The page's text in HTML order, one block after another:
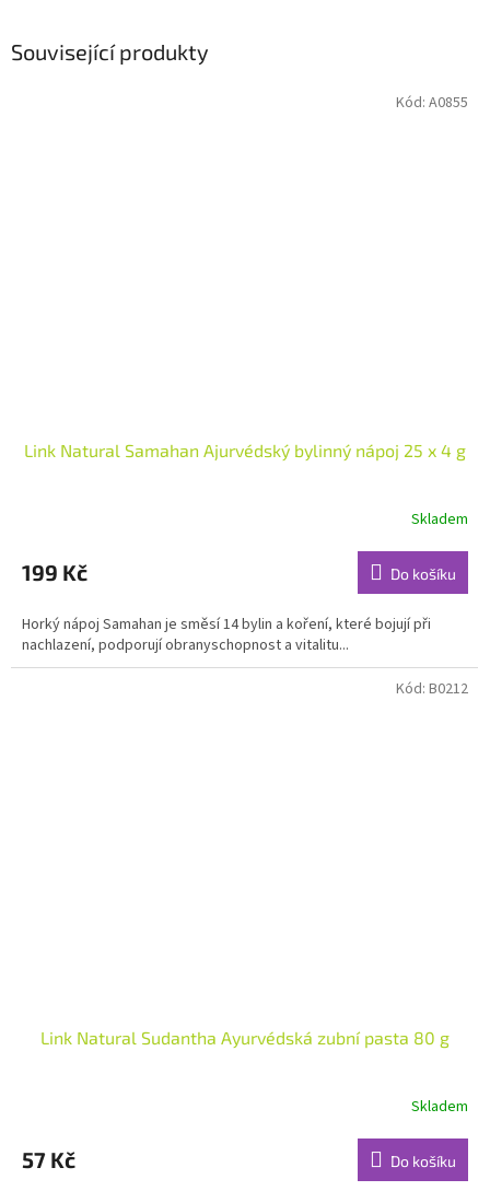
Související produkty
Link Natural Samahan Ajurvédský bylinný nápoj 25 x 4 g
produktu
je
z
5
hvězdiček.
Skladem
199 Kč Do košíku
Horký nápoj Samahan je směsí 14 bylin a koření, které bojují při
nachlazení, podporují obranyschopnost a vitalitu...
Kód: A0855
Link Natural Sudantha Ayurvédská zubní pasta 80 g
produktu
je
Skladem
57 Kč Do košíku
Kód: B0212